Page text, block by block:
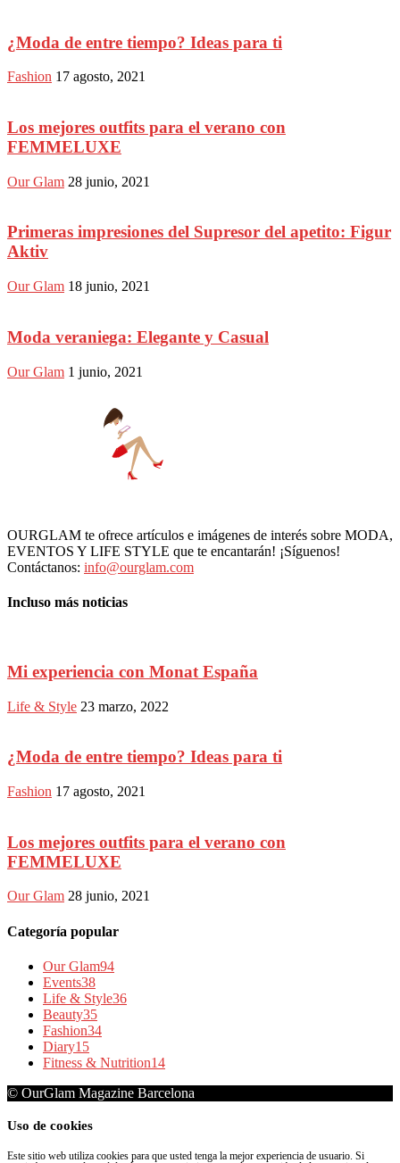
¿Moda de entre tiempo? Ideas para ti
Fashion 17 agosto, 2021
Los mejores outfits para el verano con
FEMMELUXE
Our Glam 28 junio, 2021
Primeras impresiones del Supresor del apetito: Figur
Aktiv
Our Glam 18 junio, 2021
Moda veraniega: Elegante y Casual
Our Glam 1 junio, 2021
OURGLAM te ofrece artículos e imágenes de interés sobre MODA,
EVENTOS Y LIFE STYLE que te encantarán! ¡Síguenos!
Contáctanos: info@ourglam.com
Incluso más noticias
Mi experiencia con Monat España
Life & Style 23 marzo, 2022
¿Moda de entre tiempo? Ideas para ti
Fashion 17 agosto, 2021
Los mejores outfits para el verano con
FEMMELUXE
Our Glam 28 junio, 2021
Categoría popular
Our Glam94
Events38
Life & Style36
Beauty35
Fashion34
Diary15
Fitness & Nutrition14
© OurGlam Magazine Barcelona
Uso de cookies
Este sitio web utiliza cookies para que usted tenga la mejor experiencia de usuario. Si